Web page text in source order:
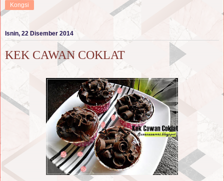
Kongsi
Isnin, 22 Disember 2014
KEK CAWAN COKLAT